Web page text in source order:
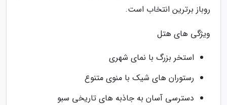
روباز برترین انتخاب است.
ویژگی های هتل
استخر بزرگ با نمای شهری
رستوران های شیک با منوی متنوع
دسترسی آسان به جاذبه های تاریخی سبو